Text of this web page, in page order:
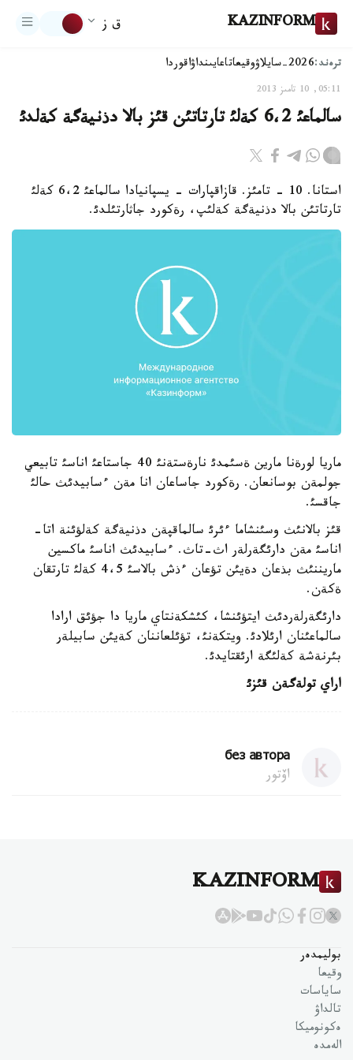
KAZINFORM ق ز
ترەند:2026-سايلاۋ وقيعاتاعايىنداۋاقوردا
05:11, 10 تامىز 2013
سالماعئ 6،2 كةلئ تارتاتئن قئز بالا دذنيةگة كةلدئ
استانا. 10 - تامئز. قازاقپارات - يسپانيادا سالماعئ 6،2 كةلئ
تارتاتئن بالا دذنيةگة كةلئپ، رةكورد جاثارتئلدئ.
ماريا لورةنا مارين ةسئمدئ نارةستةنئ 40 جاستاعئ اناسئ تابيعي
جولمةن بوسانعان. رةكورد جاساعان انا مةن ءسابيدئث حالئ
جاقسئ.
قئز بالانئث وسئنشاما ءئرئ سالماقپةن دذنيةگة كةلؤئنة اتا-
اناسئ مةن دارئگةرلةر اث-تاث. ءسابيدئث اناسئ ماكسين
ماريننئث بذعان دةيئن تؤعان ءذش بالاسئ 4،5 كةلئ تارتقان
ةكةن.
دارئگةرلةردئث ايتؤئنشا، كئشكةنتاي ماريا دا جؤئق ارادا
سالماعئنان ارئلادئ. ويتكةنئ، تؤئلعاننان كةيئن سابيلةر
بئرنةشة كةلئگة ارئقتايدئ.
اراي تولةگةن قئزئ
без автора
اۆتور
KAZINFORM
بوليمدەر
وقيعا
ساياسات
تالداۋ
ەكونوميكا
الەمدە